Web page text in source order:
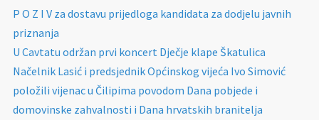
P O Z I V za dostavu prijedloga kandidata za dodjelu javnih
priznanja
U Cavtatu održan prvi koncert Dječje klape Škatulica
Načelnik Lasić i predsjednik Općinskog vijeća Ivo Simović
položili vijenac u Čilipima povodom Dana pobjede i
domovinske zahvalnosti i Dana hrvatskih branitelja